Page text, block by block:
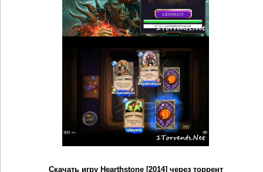
Скачать игру Hearthstone [2014] через торрент